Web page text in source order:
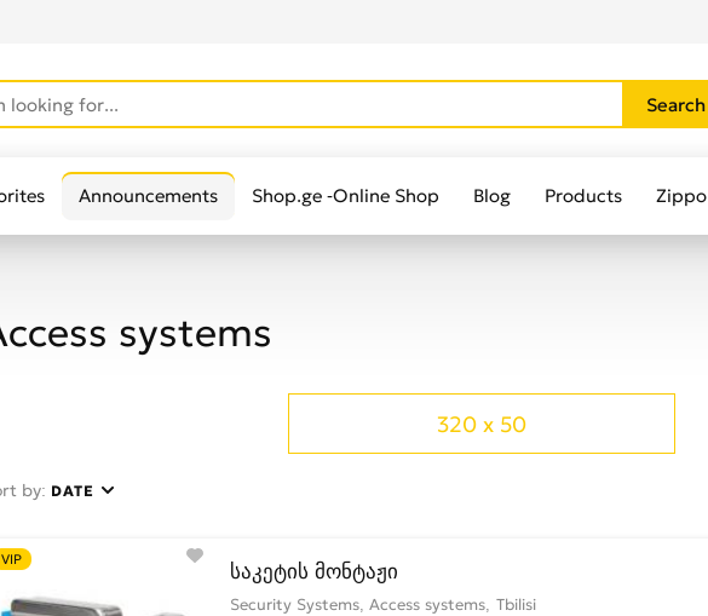
Announcements Shop.ge -Online Shop Blog Products Zippo
systems
320 x 50
by: DATE
VIP საკეტის მონტაჟი
Security Systems, Access systems Tbilisi